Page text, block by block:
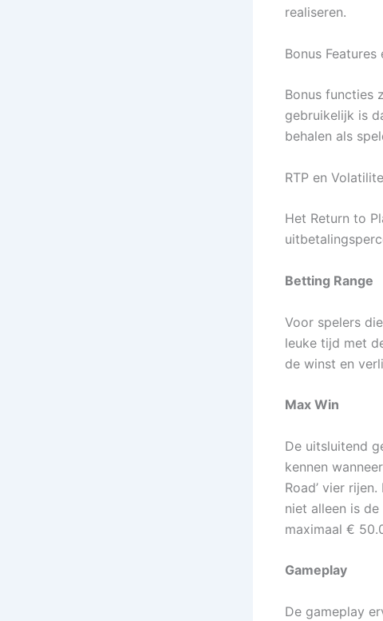
realiseren.
Bonus Features
Bonus functies
gebruikelijk is
behalen als
RTP en
Het Return to
Betting Range
Voor spelers
leuke tijd met
de winst en
Max Win
De uitsluitend
kennen
Road’ vier
niet alleen is
maximaal €
Gameplay
De gameplay